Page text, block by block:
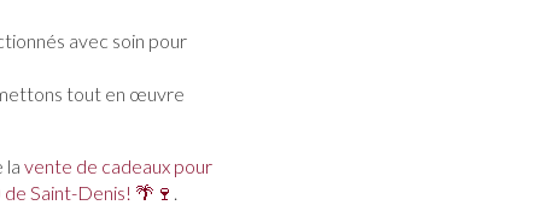
avec soin pour
tout en œuvre
la vente de cadeaux pour
Saint-Denis! 🌴🍷 .